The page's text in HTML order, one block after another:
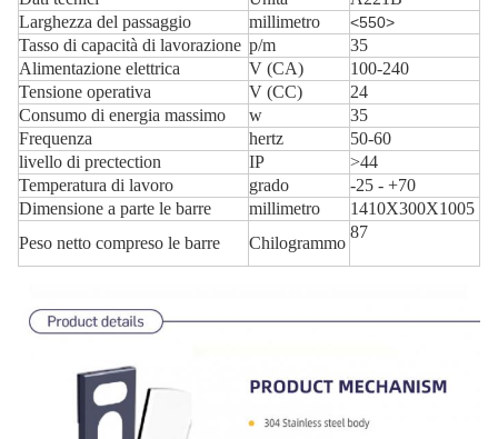
Larghezza del passaggio
millimetro <550>
Tasso di capacità di lavorazione p/m
35
Alimentazione elettrica
V (CA)
100-240
Tensione operativa
V (CC)
24
Consumo di energia massimo
w
35
Frequenza
hertz
50-60
livello di prectection
IP
>44
Temperatura di lavoro
grado
-25 - +70
Dimensione a parte le barre
millimetro
1410X300X1005
Peso netto compreso le barre
Chilogrammo
87